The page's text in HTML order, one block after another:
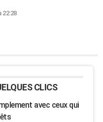
22:28
CLICS
avec ceux qui